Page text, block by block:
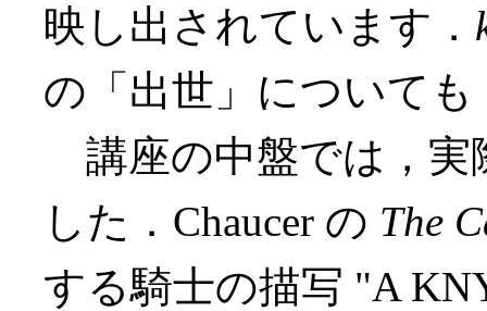
映し出されています．
の「出世」について
講座の中盤では，実
した．Chaucer の The
する騎士の描写 "A